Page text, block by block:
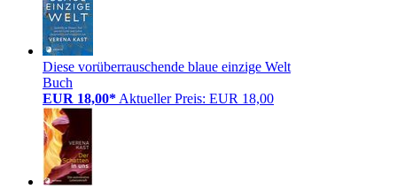
Diese vorüberrauschende blaue einzige Welt
Buch
EUR 18,00* Aktueller Preis: EUR 18,00